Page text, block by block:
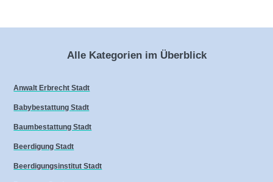
Alle Kategorien im Überblick
Anwalt Erbrecht Stadt
Babybestattung Stadt
Baumbestattung Stadt
Beerdigung Stadt
Beerdigungsinstitut Stadt